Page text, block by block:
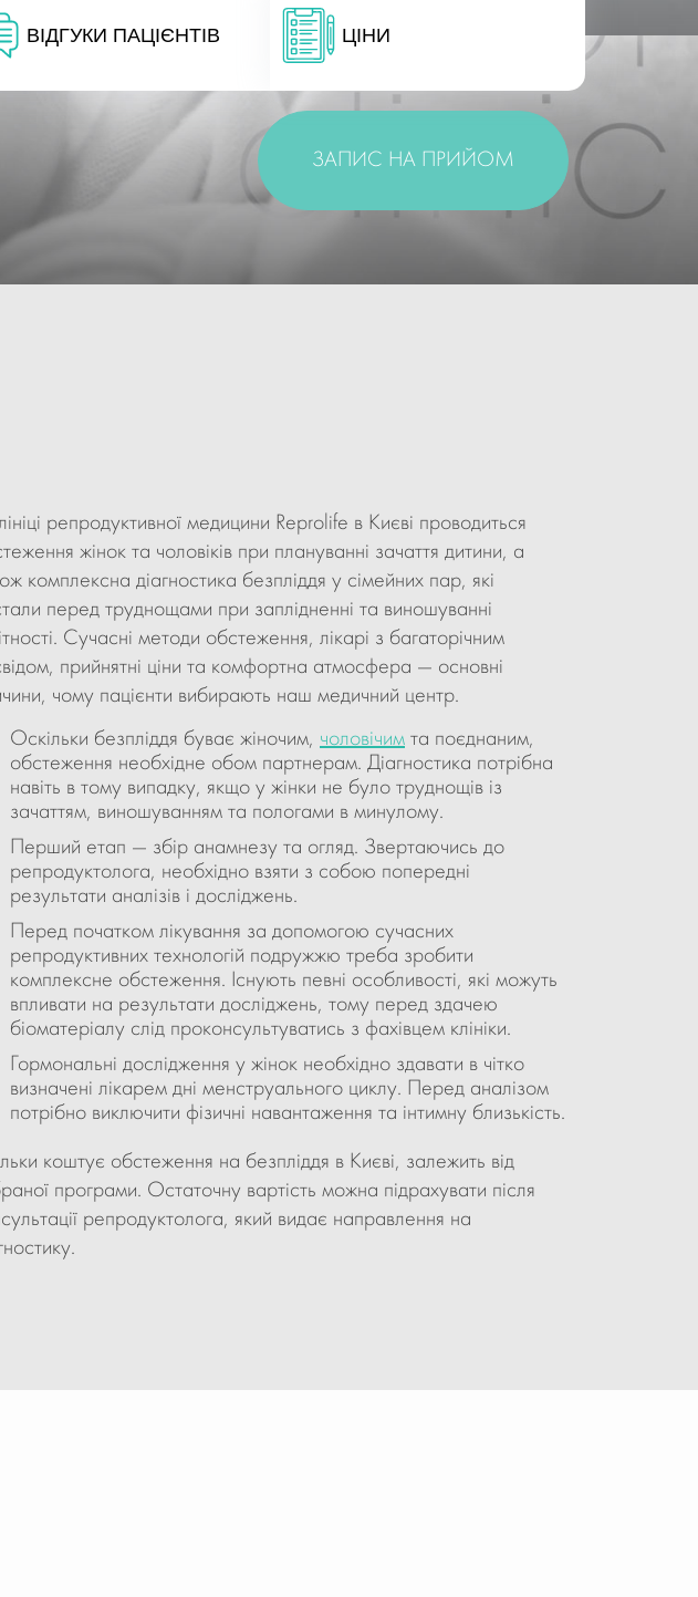
ВІДГУКИ ПАЦІЄНТІВ ЦІНИ
ЗАПИС НА ПРИЙОМ
репродуктивної медицини Reprolife в Києві проводиться
жінок та чоловіків при плануванні зачаття дитини, а
комплексна діагностика безпліддя у сімейних пар, які
перед труднощами при заплідненні та виношуванні
Сучасні методи обстеження, лікарі з багаторічним
прийнятні ціни та комфортна атмосфера — основні
чому пацієнти вибирають наш медичний центр.
Оскільки безпліддя буває жіночим, чоловічим та поєднаним,
обстеження необхідне обом партнерам. Діагностика потрібна
навіть в тому випадку, якщо у жінки не було труднощів із
зачаттям, виношуванням та пологами в минулому.
Перший етап — збір анамнезу та огляд. Звертаючись до
репродуктолога, необхідно взяти з собою попередні
результати аналізів і досліджень.
Перед початком лікування за допомогою сучасних
репродуктивних технологій подружжю треба зробити
комплексне обстеження. Існують певні особливості, які можуть
впливати на результати досліджень, тому перед здачею
біоматеріалу слід проконсультуватись з фахівцем клініки.
Гормональні дослідження у жінок необхідно здавати в чітко
визначені лікарем дні менструального циклу. Перед аналізом
потрібно виключити фізичні навантаження та інтимну близькість.
коштує обстеження на безпліддя в Києві, залежить від
програми. Остаточну вартість можна підрахувати після
репродуктолога, який видає направлення на